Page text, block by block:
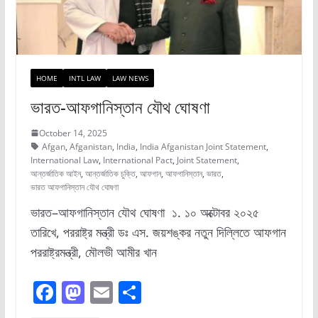
HOME INTL LAW LAW NEWS
ভারত-আফগানিস্তান যৌথ ঘোষণা
October 14, 2025
Afgan, Afganistan, India, India Afganistan Joint Statement,
International Law, International Pact, Joint Statement,
আন্তর্জাতিক আইন, আন্তর্জাতিক চুক্তি, আফগান, আফগানিস্তান, ভারত,
ভারত আফগানিস্তান যৌথ ঘোষণা
ভারত–আফগানিস্তান যৌথ ঘোষণা ১. ১০ অক্টোবর ২০২৫
তারিখে, পররাষ্ট্র মন্ত্রী ডঃ এস. জয়শঙ্কর নতুন দিল্লিতে আফগান
পররাষ্ট্রমন্ত্রী, মৌলভী আমীর খান
F M E S